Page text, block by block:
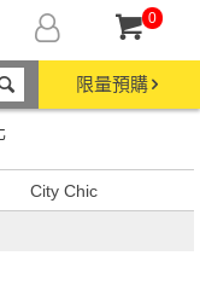
0
限量預購
City Chic